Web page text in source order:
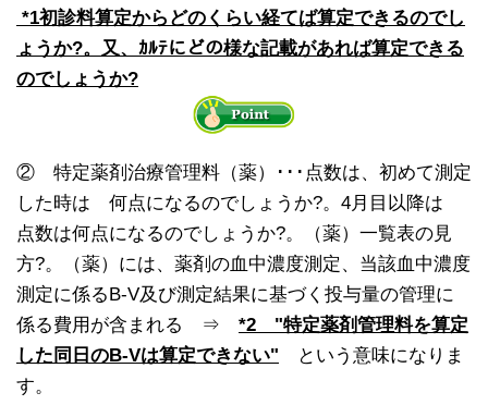
*1初診料算定からどのくらい経てば算定できるのでし
ょうか?。又、ｶﾙﾃにどの様な記載があれば算定できる
のでしょうか?
② 特定薬剤治療管理料（薬）･･･点数は、初めて測定
した時は 何点になるのでしょうか?。4月目以降は
点数は何点になるのでしょうか?。（薬）一覧表の見
方?。（薬）には、薬剤の血中濃度測定、当該血中濃度
測定に係るB-V及び測定結果に基づく投与量の管理に
係る費用が含まれる ⇒ *2 "特定薬剤管理料を算定
した同日のB-Vは算定できない" という意味になりま
す。